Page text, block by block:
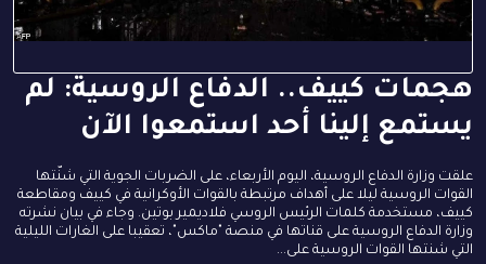
هجمات كييف.. الدفاع الروسية: لم
يستمع إلينا أحد استمعوا الآن
علقت وزارة الدفاع الروسية، اليوم الأربعاء، على الضربات الجوية التي شنّتها
القوات الروسية ليلا على أهداف مرتبطة بالقوات الأوكرانية في كييف ومقاطعة
كييف، مستخدمة كلمات الرئيس الروسي فلاديمير بوتين. وجاء في بيان نشرته
وزارة الدفاع الروسية على قناتها في منصة "ماكس"، تعقيبا على الغارات الليلية
التي شنتها القوات الروسية على...